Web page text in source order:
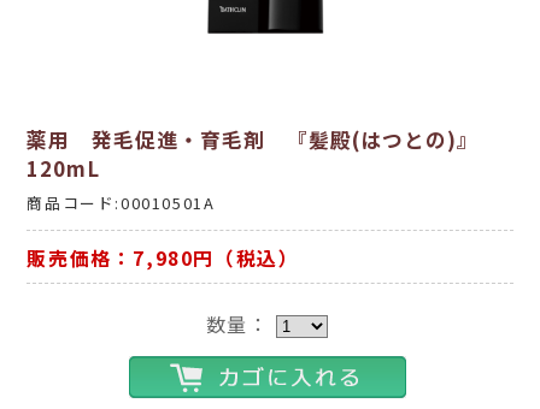
薬用 発毛促進・育毛剤 『髪殿(はつとの)』
120mL
商品コード:00010501A
販売価格：7,980円（税込）
数量：